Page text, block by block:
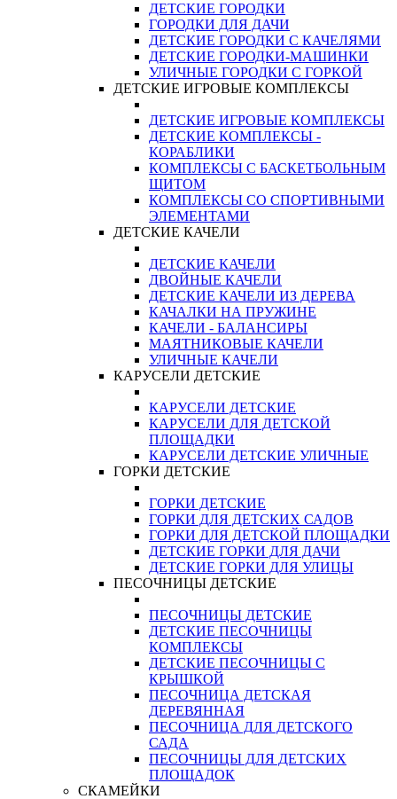
ДЕТСКИЕ ГОРОДКИ
ГОРОДКИ ДЛЯ ДАЧИ
ДЕТСКИЕ ГОРОДКИ С КАЧЕЛЯМИ
ДЕТСКИЕ ГОРОДКИ-МАШИНКИ
УЛИЧНЫЕ ГОРОДКИ С ГОРКОЙ
ДЕТСКИЕ ИГРОВЫЕ КОМПЛЕКСЫ
ДЕТСКИЕ ИГРОВЫЕ КОМПЛЕКСЫ
ДЕТСКИЕ КОМПЛЕКСЫ -
КОРАБЛИКИ
КОМПЛЕКСЫ С БАСКЕТБОЛЬНЫМ
ЩИТОМ
КОМПЛЕКСЫ СО СПОРТИВНЫМИ
ЭЛЕМЕНТАМИ
ДЕТСКИЕ КАЧЕЛИ
ДЕТСКИЕ КАЧЕЛИ
ДВОЙНЫЕ КАЧЕЛИ
ДЕТСКИЕ КАЧЕЛИ ИЗ ДЕРЕВА
КАЧАЛКИ НА ПРУЖИНЕ
КАЧЕЛИ - БАЛАНСИРЫ
МАЯТНИКОВЫЕ КАЧЕЛИ
УЛИЧНЫЕ КАЧЕЛИ
КАРУСЕЛИ ДЕТСКИЕ
КАРУСЕЛИ ДЕТСКИЕ
КАРУСЕЛИ ДЛЯ ДЕТСКОЙ
ПЛОЩАДКИ
КАРУСЕЛИ ДЕТСКИЕ УЛИЧНЫЕ
ГОРКИ ДЕТСКИЕ
ГОРКИ ДЕТСКИЕ
ГОРКИ ДЛЯ ДЕТСКИХ САДОВ
ГОРКИ ДЛЯ ДЕТСКОЙ ПЛОЩАДКИ
ДЕТСКИЕ ГОРКИ ДЛЯ ДАЧИ
ДЕТСКИЕ ГОРКИ ДЛЯ УЛИЦЫ
ПЕСОЧНИЦЫ ДЕТСКИЕ
ПЕСОЧНИЦЫ ДЕТСКИЕ
ДЕТСКИЕ ПЕСОЧНИЦЫ
КОМПЛЕКСЫ
ДЕТСКИЕ ПЕСОЧНИЦЫ С
КРЫШКОЙ
ПЕСОЧНИЦА ДЕТСКАЯ
ДЕРЕВЯННАЯ
ПЕСОЧНИЦА ДЛЯ ДЕТСКОГО
САДА
ПЕСОЧНИЦЫ ДЛЯ ДЕТСКИХ
ПЛОЩАДОК
СКАМЕЙКИ